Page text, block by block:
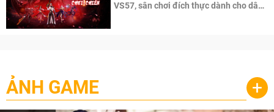
VS57, sân chơi đích thực dành cho dân
ẢNH GAME +